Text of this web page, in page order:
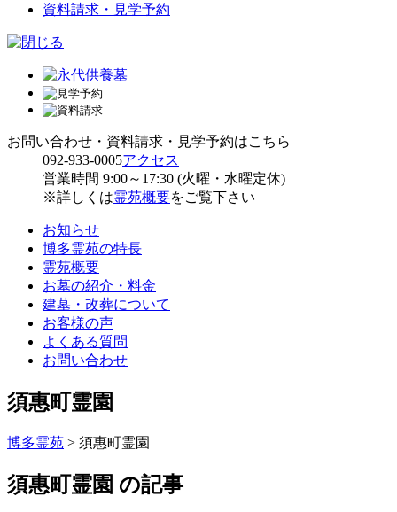
資料請求・見学予約
お問い合わせ・資料請求・見学予約はこちら
092-933-0005アクセス
営業時間 9:00～17:30 (火曜・水曜定休)
※詳しくは霊苑概要をご覧下さい
お知らせ
博多霊苑の特長
霊苑概要
お墓の紹介・料金
建墓・改葬について
お客様の声
よくある質問
お問い合わせ
須惠町霊園
博多霊苑 > 須惠町霊園
須惠町霊園 の記事